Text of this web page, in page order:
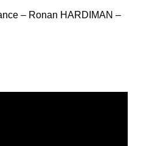
– Ronan HARDIMAN –